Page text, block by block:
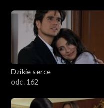
Dzikie serce
odc. 162